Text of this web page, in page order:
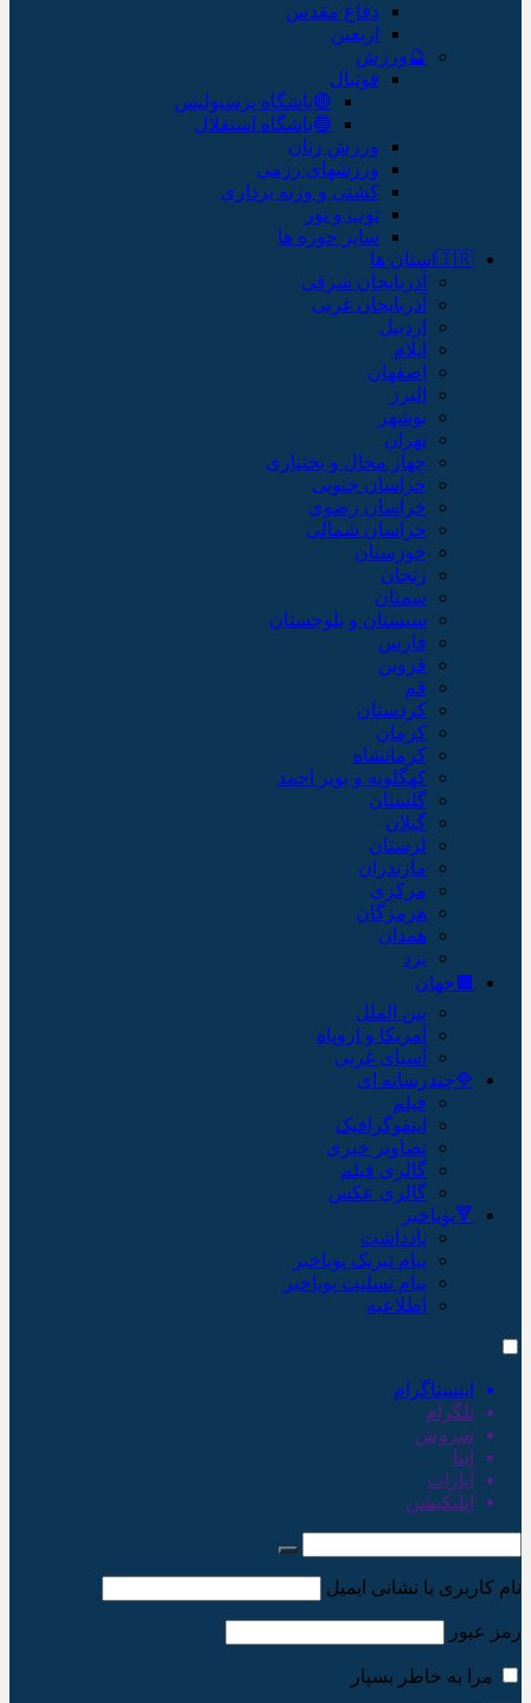
دفاع مقدس
اربعین
🔮ورزش
فوتبال
🔴باشگاه پرسپولیس
🔵باشگاه استقلال
ورزش زنان
ورزشهای رزمی
کشتی و وزنه برداری
توپ و تور
سایر حوزه ها
🇮🇷استان ها
آذربایجان شرقی
آذربایجان غربی
اردبیل
ایلام
اصفهان
البرز
بوشهر
تهران
چهار محال و بختیاری
خراسان جنوبی
خراسان رضوی
خراسان شمالی
خوزستان
زنجان
سمنان
سیستان و بلوچستان
فارس
قزوین
قم
کردستان
کرمان
کرمانشاه
کهگلویه و بویر احمد
گلستان
گیلان
لرستان
مازندران
مرکزی
هرمزگان
همدان
یزد
🟫جهان
بین الملل
آمریکا و اروپاه
آسیای غربی
🔷چندرسانه ای
فیلم
اینفوگرافیک
تصاویر خبری
گالری فیلم
گالری عکس
🔻پویاخبر
یادداشت
پیام تبریک پویاخبر
پیام تسلیت پویاخبر
اطلاعیه
اینستاگرام
تلگرام
سروش
ایتا
آپارات
اپلیکیشن
نام کاربری یا نشانی ایمیل
رمز عبور
مرا به خاطر بسپار